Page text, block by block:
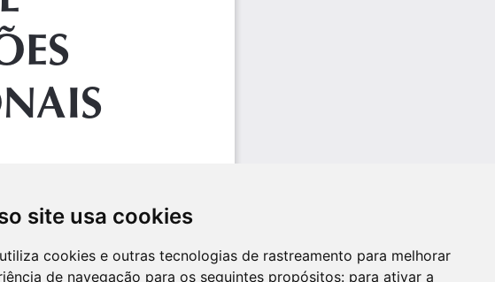
site usa cookies
cookies e outras tecnologias de rastreamento para melhorar
de navegação para os seguintes propósitos: para ativar a